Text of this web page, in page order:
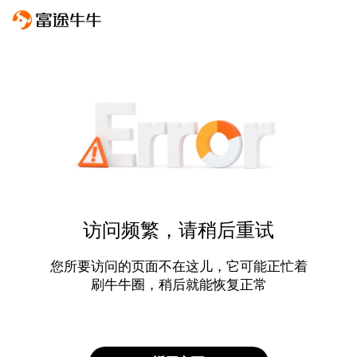
访问频繁，请稍后重试
您所要访问的页面不在这儿，它可能正忙着
刷牛牛圈，稍后就能恢复正常